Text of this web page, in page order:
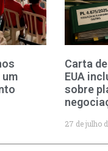
Carta
EUA
sobre
27 de julho